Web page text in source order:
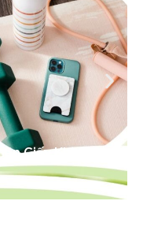
Giấy Khi Chơi